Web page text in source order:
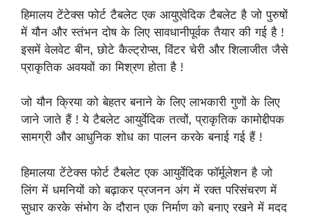
हिमालय टेंटेक्स फोर्ट टैबलेट एक आयुएवेदिक टैबलेट है जो पुरुषों
में यौन और स्तंभन दोष के लिए सावधानीपूर्वक तैयार की गई है !
इसमें वेलवेट बीन, छोटे कैल्ट्रोप्स, विंटर चेरी और शिलाजीत जैसे
प्राकृतिक अवयवों का मिश्रण होता है !
जो यौन क्रिया को बेहतर बनाने के लिए लाभकारी गुणों के लिए
जाने जाते हैं ! ये टैबलेट आयुर्वेदिक तत्वों, प्राकृतिक कामोद्दीपक
सामग्री और आधुनिक शोध का पालन करके बनाई गई हैं !
हिमालया टेंटेक्स फोर्ट टैबलेट एक आयुर्वेदिक फॉर्मूलेशन है जो
लिंग में धमनियों को बढ़ाकर प्रजनन अंग में रक्त परिसंचरण में
सुधार करके संभोग के दौरान एक निर्माण को बनाए रखने में मदद